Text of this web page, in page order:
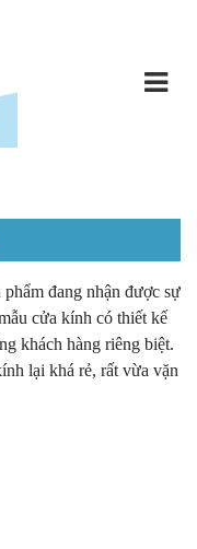
phẩm đang nhận được sự
cửa kính có thiết kế
khách hàng riêng biệt.
lại khá rẻ, rất vừa vặn